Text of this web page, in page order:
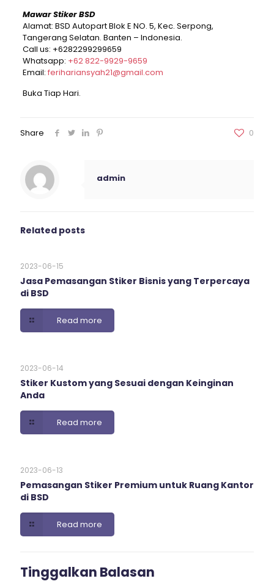
Mawar Stiker BSD
Alamat: BSD Autopart Blok E NO. 5, Kec. Serpong,
Tangerang Selatan. Banten – Indonesia.
Call us: +6282299299659
Whatsapp: +62 822-9929-9659
Email: ferihariansyah21@gmail.com
Buka Tiap Hari.
Share 0
admin
Related posts
2023-06-15
Jasa Pemasangan Stiker Bisnis yang Terpercaya
di BSD
Read more
2023-06-14
Stiker Kustom yang Sesuai dengan Keinginan
Anda
Read more
2023-06-13
Pemasangan Stiker Premium untuk Ruang Kantor
di BSD
Read more
Tinggalkan Balasan